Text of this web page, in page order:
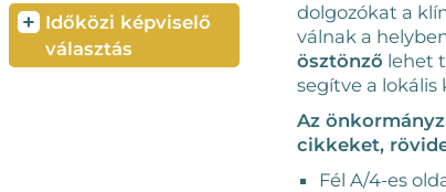
+ Időközi képviselő
választás
dolgozókat a
válnak a
ösztönző lehet
segítve a
Az
cikkeket,
Fél A/4-es